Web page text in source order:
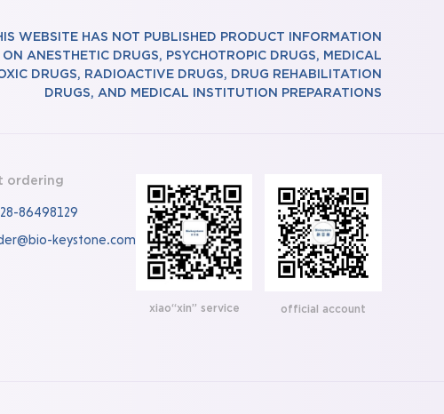
WEBSITE HAS NOT PUBLISHED PRODUCT INFORMATION
ON ANESTHETIC DRUGS, PSYCHOTROPIC DRUGS, MEDICAL
DRUGS, RADIOACTIVE DRUGS, DRUG REHABILITATION
DRUGS, AND MEDICAL INSTITUTION PREPARATIONS
ordering
86498129
keystone.com
xiao“xin” service official account